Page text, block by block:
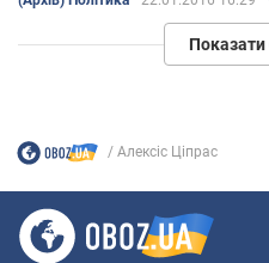
Алексіс Ціпрас